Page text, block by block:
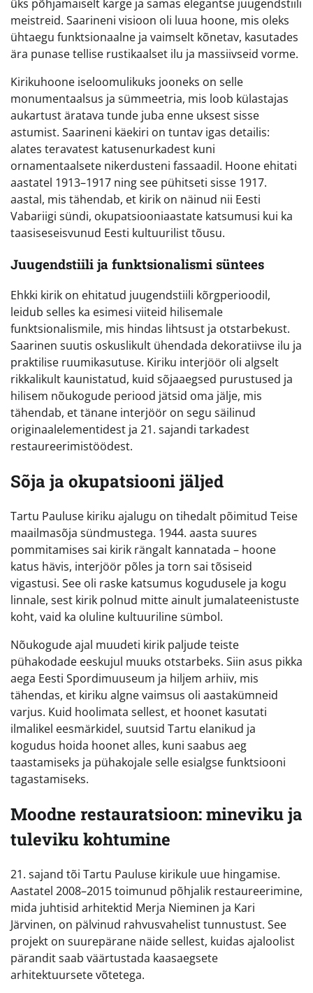
üks põhjamaiselt karge ja samas elegantse juugendstiili
meistreid. Saarineni visioon oli luua hoone, mis oleks
ühtaegu funktsionaalne ja vaimselt kõnetav, kasutades
ära punase tellise rustikaalset ilu ja massiivseid vorme.
Kirikuhoone iseloomulikuks jooneks on selle
monumentaalsus ja sümmeetria, mis loob külastajas
aukartust äratava tunde juba enne uksest sisse
astumist. Saarineni käekiri on tuntav igas detailis:
alates teravatest katusenurkadest kuni
ornamentaalsete nikerdusteni fassaadil. Hoone ehitati
aastatel 1913–1917 ning see pühitseti sisse 1917.
aastal, mis tähendab, et kirik on näinud nii Eesti
Vabariigi sündi, okupatsiooniaastate katsumusi kui ka
taasiseseisvunud Eesti kultuurilist tõusu.
Juugendstiili ja funktsionalismi süntees
Ehkki kirik on ehitatud juugendstiili kõrgperioodil,
leidub selles ka esimesi viiteid hilisemale
funktsionalismile, mis hindas lihtsust ja otstarbekust.
Saarinen suutis oskuslikult ühendada dekoratiivse ilu ja
praktilise ruumikasutuse. Kiriku interjöör oli algselt
rikkalikult kaunistatud, kuid sõjaaegsed purustused ja
hilisem nõukogude periood jätsid oma jälje, mis
tähendab, et tänane interjöör on segu säilinud
originaalelementidest ja 21. sajandi tarkadest
restaureerimistöödest.
Sõja ja okupatsiooni jäljed
Tartu Pauluse kiriku ajalugu on tihedalt põimitud Teise
maailmasõja sündmustega. 1944. aasta suures
pommitamises sai kirik rängalt kannatada – hoone
katus hävis, interjöör põles ja torn sai tõsiseid
vigastusi. See oli raske katsumus kogudusele ja kogu
linnale, sest kirik polnud mitte ainult jumalateenistuste
koht, vaid ka oluline kultuuriline sümbol.
Nõukogude ajal muudeti kirik paljude teiste
pühakodade eeskujul muuks otstarbeks. Siin asus pikka
aega Eesti Spordimuuseum ja hiljem arhiiv, mis
tähendas, et kiriku algne vaimsus oli aastakümneid
varjus. Kuid hoolimata sellest, et hoonet kasutati
ilmalikel eesmärkidel, suutsid Tartu elanikud ja
kogudus hoida hoonet alles, kuni saabus aeg
taastamiseks ja pühakojale selle esialgse funktsiooni
tagastamiseks.
Moodne restauratsioon: mineviku ja
tuleviku kohtumine
21. sajand tõi Tartu Pauluse kirikule uue hingamise.
Aastatel 2008–2015 toimunud põhjalik restaureerimine,
mida juhtisid arhitektid Merja Nieminen ja Kari
Järvinen, on pälvinud rahvusvahelist tunnustust. See
projekt on suurepärane näide sellest, kuidas ajaloolist
pärandit saab väärtustada kaasaegsete
arhitektuursete võtetega.